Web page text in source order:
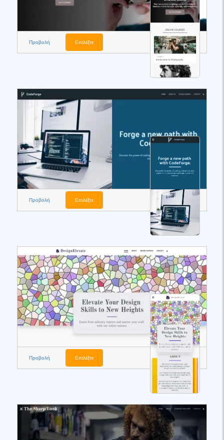
Προβολή Επιλέξτε
Προβολή Επιλέξτε
Προβολή Επιλέξτε